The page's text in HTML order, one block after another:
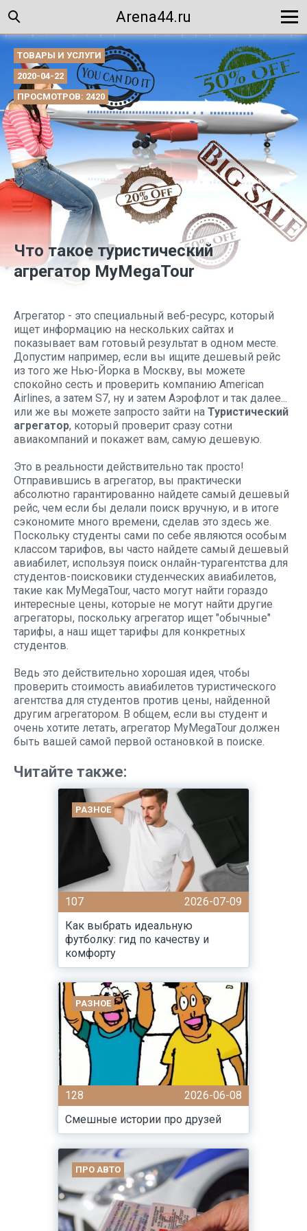
Arena44.ru
ТОВАРЫ И УСЛУГИ
2020-04-22
ПРОСМОТРОВ: 2420
Что такое туристический
агрегатор MyMegaTour
Агрегатор - это специальный веб-ресурс, который
ищет информацию на нескольких сайтах и
показывает вам готовый результат в одном месте.
Допустим например, если вы ищите дешевый рейс
из того же Нью-Йорка в Москву, вы можете
спокойно сесть и проверить компанию American
Airlines, а затем S7, ну и затем Аэрофлот и так далее...
или же вы можете запросто зайти на Туристический
агрегатор, который проверит сразу сотни
авиакомпаний и покажет вам, самую дешевую.
Это в реальности действительно так просто!
Отправившись в агрегатор, вы практически
абсолютно гарантированно найдете самый дешевый
рейс, чем если бы делали поиск вручную, и в итоге
сэкономите много времени, сделав это здесь же.
Поскольку студенты сами по себе являются особым
классом тарифов, вы часто найдете самый дешевый
авиабилет, используя поиск онлайн-турагентства для
студентов-поисковики студенческих авиабилетов,
такие как MyMegaTour, часто могут найти гораздо
интересные цены, которые не могут найти другие
агрегаторы, поскольку агрегатор ищет "обычные"
тарифы, а наш ищет тарифы для конкретных
студентов.
Ведь это действительно хорошая идея, чтобы
проверить стоимость авиабилетов туристического
агентства для студентов против цены, найденной
другим агрегатором. В общем, если вы студент и
очень хотите летать, агрегатор MyMegaTour должен
быть вашей самой первой остановкой в поиске.
Читайте также:
РАЗНОЕ
107
2026-07-09
Как выбрать идеальную
футболку: гид по качеству и
комфорту
РАЗНОЕ
128
2026-06-08
Смешные истории про друзей
ПРО АВТО